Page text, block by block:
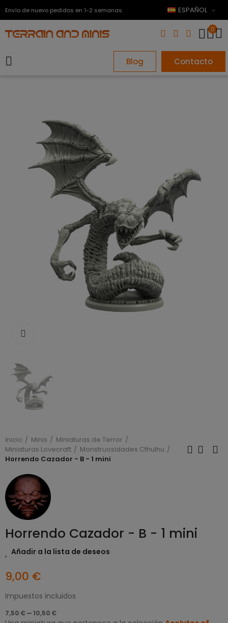
Envío de nuevo pedidos en 1-2 semanas. ESPAÑOL
0
Blog Contacto
Inicio Minis
Miniaturas de Terror
Miniaturas Lovecraft
Monstruosidades Cthulhu
Horrendo Cazador - B - 1 mini
Horrendo Cazador - B - 1 mini
Añadir a la lista de deseos
9,00 €
Impuestos incluidos
7,50 € — 10,50 €